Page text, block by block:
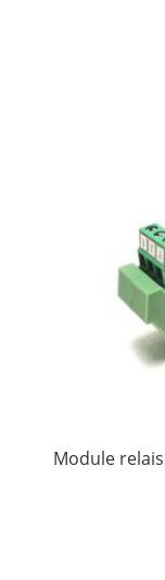
Module